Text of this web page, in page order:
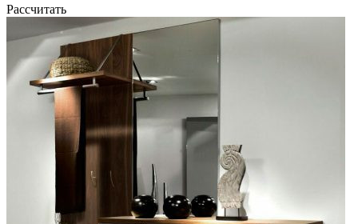
Рассчитать